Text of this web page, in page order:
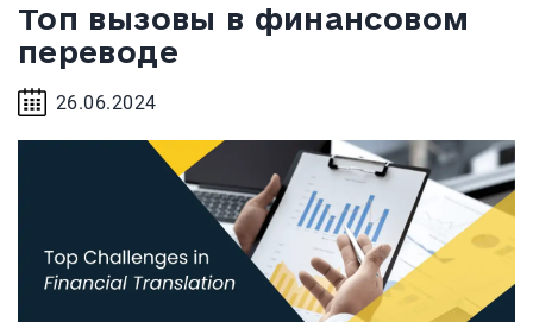
Топ вызовы в финансовом
переводе
26.06.2024